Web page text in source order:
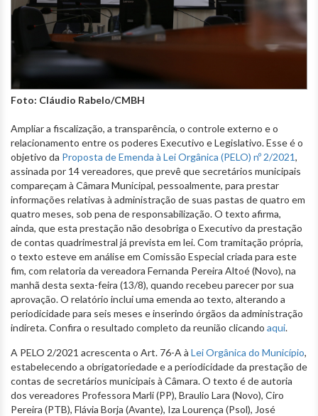
Foto: Cláudio Rabelo/CMBH
Ampliar a fiscalização, a transparência, o controle externo e o
relacionamento entre os poderes Executivo e Legislativo. Esse é o
objetivo da Proposta de Emenda à Lei Orgânica (PELO) nº 2/2021,
assinada por 14 vereadores, que prevê que secretários municipais
compareçam à Câmara Municipal, pessoalmente, para prestar
informações relativas à administração de suas pastas de quatro em
quatro meses, sob pena de responsabilização. O texto afirma,
ainda, que esta prestação não desobriga o Executivo da prestação
de contas quadrimestral já prevista em lei. Com tramitação própria,
o texto esteve em análise em Comissão Especial criada para este
fim, com relatoria da vereadora Fernanda Pereira Altoé (Novo), na
manhã desta sexta-feira (13/8), quando recebeu parecer por sua
aprovação. O relatório inclui uma emenda ao texto, alterando a
periodicidade para seis meses e inserindo órgãos da administração
indireta. Confira o resultado completo da reunião clicando aqui.
A PELO 2/2021 acrescenta o Art. 76-A à Lei Orgânica do Município,
estabelecendo a obrigatoriedade e a periodicidade da prestação de
contas de secretários municipais à Câmara. O texto é de autoria
dos vereadores Professora Marli (PP), Braulio Lara (Novo), Ciro
Pereira (PTB), Flávia Borja (Avante), Iza Lourença (Psol), José